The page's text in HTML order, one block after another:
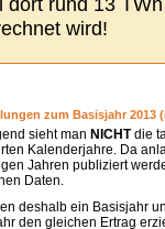
wird!
zum Basisjahr 2013
sieht man NICHTdie
Kalenderjahre. Da
Jahren publiziert
Daten.
deshalb ein Basisjahr
den gleichen Ertrag